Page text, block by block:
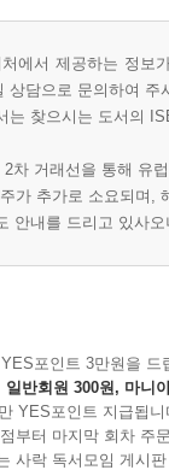
에서 제공하는 정
상담으로 문의하여 주
는 찾으시는 도서의
차 거래선을 통해 유
가 추가로 소요되며,
안내를 드리고 있사
포인트 3만원을 드
일반회원 300원, 마니
YES포인트 지급됩니
부터 마지막 회차 주
사락 독서모임 게시